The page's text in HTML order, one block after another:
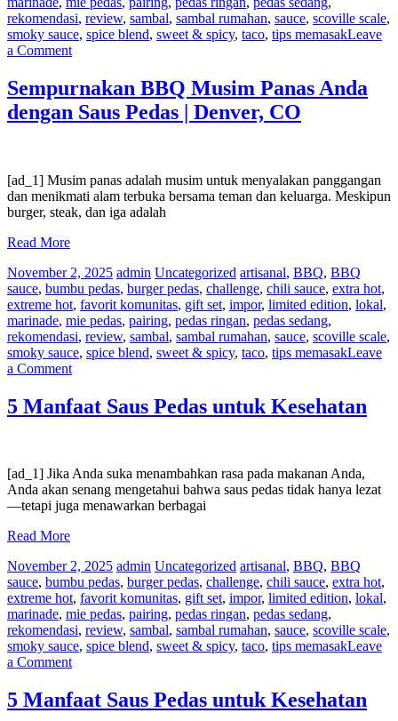
rekomendasi, review, sambal, sambal rumahan, sauce, scoville scale,
smoky sauce, spice blend, sweet & spicy, taco, tips memasakLeave
a Commenton
Pedas
Vegan
Sempurnakan BBQ Musim Panas Anda
dengan Saus Pedas | Denver, CO
[ad_1] Musim panas adalah musim untuk menyalakan panggangan
dan menikmati alam terbuka bersama teman dan keluarga. Meskipun
burger, steak, dan iga adalah
Read More
November 2, 2025 admin Uncategorized artisanal, BBQ, BBQ
sauce, bumbu pedas, burger pedas, challenge, chili sauce, extra hot,
extreme hot, favorit komunitas, gift set, impor, limited edition, lokal,
marinade, mie pedas, pairing, pedas ringan, pedas sedang,
rekomendasi, review, sambal, sambal rumahan, sauce, scoville scale,
smoky sauce, spice blend, sweet & spicy, taco, tips memasakLeave
a Commenton
BBQ
Musim
Saus
Pedas
|
5 Manfaat Saus Pedas untuk Kesehatan
[ad_1] Jika Anda suka menambahkan rasa pada makanan Anda,
Anda akan senang mengetahui bahwa saus pedas tidak hanya lezat
—tetapi juga menawarkan berbagai
Read More
November 2, 2025 admin Uncategorized artisanal, BBQ, BBQ
sauce, bumbu pedas, burger pedas, challenge, chili sauce, extra hot,
extreme hot, favorit komunitas, gift set, impor, limited edition, lokal,
marinade, mie pedas, pairing, pedas ringan, pedas sedang,
rekomendasi, review, sambal, sambal rumahan, sauce, scoville scale,
smoky sauce, spice blend, sweet & spicy, taco, tips memasakLeave
a Commenton
Manfaat
Saus
5 Manfaat Saus Pedas untuk Kesehatan